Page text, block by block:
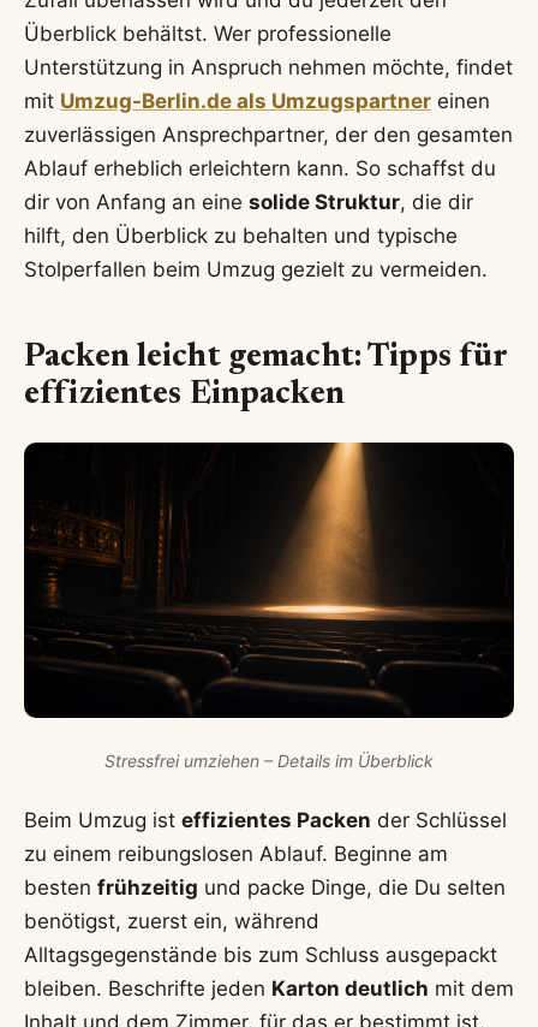
Überblick behältst. Wer professionelle
Unterstützung in Anspruch nehmen möchte, findet
mit Umzug-Berlin.de als Umzugspartner einen
zuverlässigen Ansprechpartner, der den gesamten
Ablauf erheblich erleichtern kann. So schaffst du
dir von Anfang an eine solide Struktur, die dir
hilft, den Überblick zu behalten und typische
Stolperfallen beim Umzug gezielt zu vermeiden.
Packen leicht gemacht: Tipps für
effizientes Einpacken
Stressfrei umziehen – Details im Überblick
Beim Umzug ist effizientes Packen der Schlüssel
zu einem reibungslosen Ablauf. Beginne am
besten frühzeitig und packe Dinge, die Du selten
benötigst, zuerst ein, während
Alltagsgegenstände bis zum Schluss ausgepackt
bleiben. Beschrifte jeden Karton deutlich mit dem